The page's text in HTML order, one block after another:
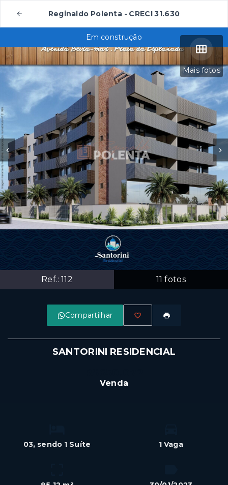
Reginaldo Polenta - CRECI 31.630
Mais fotos
Ref.:112 11 fotos
Em construção
Compartilhar
SANTORINI RESIDENCIAL
Venda
03, sendo 1 Suíte 1 Vaga